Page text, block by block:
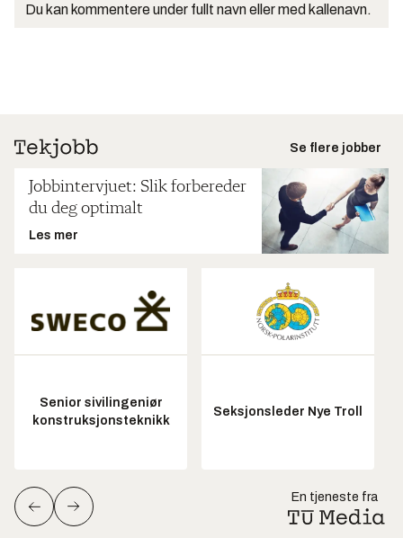
Du kan kommentere under fullt navn eller med kallenavn.
Se flere jobber
Jobbintervjuet: Slik forbereder
du deg optimalt
Les mer
Senior sivilingeniør
konstruksjonsteknikk
Seksjonsleder Nye Troll
En tjeneste fra